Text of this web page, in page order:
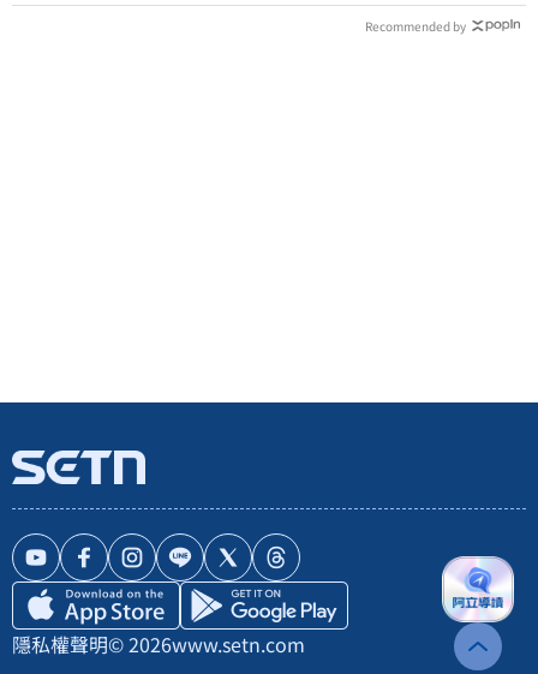
Recommended by
隱私權聲明© 2026www.setn.com